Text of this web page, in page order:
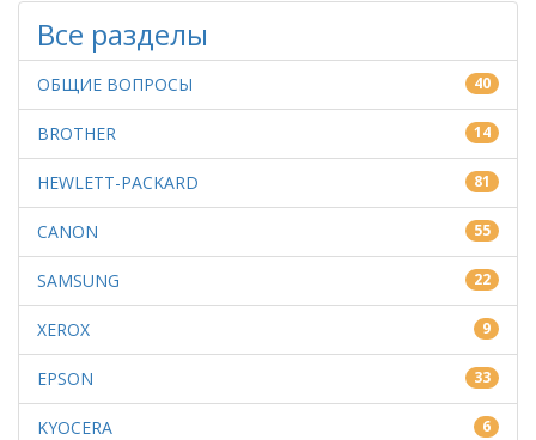
Все разделы
ОБЩИЕ ВОПРОСЫ 40
BROTHER 14
HEWLETT-PACKARD 81
CANON 55
SAMSUNG 22
XEROX 9
EPSON 33
KYOCERA 6